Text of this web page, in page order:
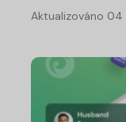
Aktualizováno 04